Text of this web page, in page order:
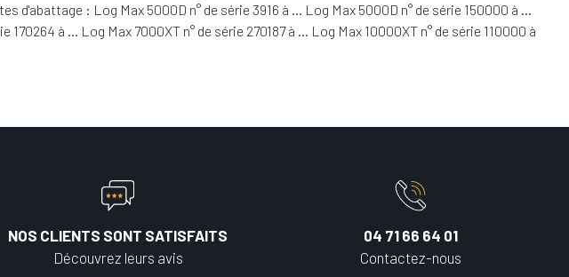
: Log Max 5000D n° de série 3916 à … Log Max 5000D n° de série 150000 à …
à … Log Max 7000XT n° de série 270187 à … Log Max 10000XT n° de série 110000 à
NOS CLIENTS SONT SATISFAITS
Découvrez leurs avis
04 71 66 64 01
Contactez-nous